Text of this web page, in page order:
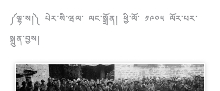
༼ལྷ་ས།༽ པེར་སི་ཝལ་ ལང་སྒྲོན། ཕྱི་ལོ་ ༡༩༠༥ ལོར་པར་
སྐྲུན་བྱས།